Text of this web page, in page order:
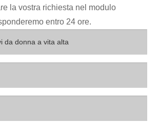
la vostra richiesta nel modulo
entro 24 ore.